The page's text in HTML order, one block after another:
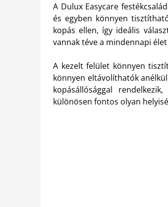
A Dulux Easycare
és egyben könnyen
kopás ellen, így ideális
vannak téve a mindennapi
A kezelt felület könnyen
könnyen eltávolíthatók
kopásállósággal
különösen fontos olyan